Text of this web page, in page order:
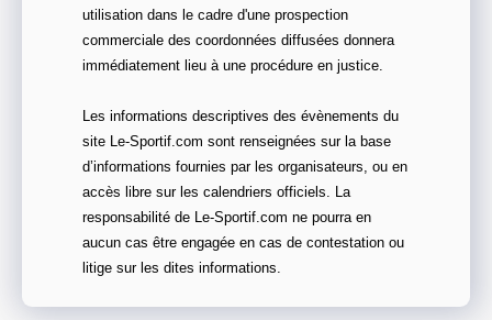
utilisation dans le cadre d'une prospection
commerciale des coordonnées diffusées donnera
immédiatement lieu à une procédure en justice.
Les informations descriptives des évènements du
site Le-Sportif.com sont renseignées sur la base
d’informations fournies par les organisateurs, ou en
accès libre sur les calendriers officiels. La
responsabilité de Le-Sportif.com ne pourra en
aucun cas être engagée en cas de contestation ou
litige sur les dites informations.